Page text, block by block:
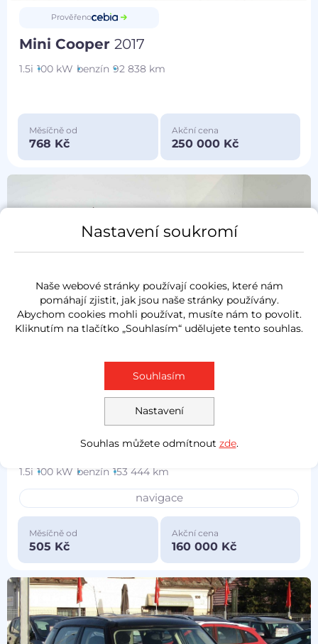
Prověřeno
Mini Cooper2017
1.5i 100 kW benzín 92 838 km
Měsíčně od
768 Kč
Akční cena
250 000 Kč
Mini Cooper2015
1.5i 100 kW benzín 153 444 km
navigace
Měsíčně od
505 Kč
Akční cena
160 000 Kč
Nastavení soukromí
Naše webové stránky používají cookies, které nám
pomáhají zjistit, jak jsou naše stránky používány.
Abychom cookies mohli používat, musíte nám to povolit.
Kliknutím na tlačítko „Souhlasím“ udělujete tento souhlas.
Nastavení
Souhlasím
Souhlas můžete odmítnout zde.